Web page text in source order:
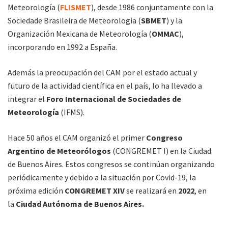
Meteorología (FLISMET), desde 1986 conjuntamente con la
Sociedade Brasileira de Meteorologia (SBMET) y la
Organización Mexicana de Meteorología (OMMAC),
incorporando en 1992 a España.
Además la preocupación del CAM por el estado actual y
futuro de la actividad científica en el país, lo ha llevado a
integrar el Foro Internacional de Sociedades de
Meteorología (IFMS).
Hace 50 años el CAM organizó el primer Congreso
Argentino de Meteorólogos (CONGREMET I) en la Ciudad
de Buenos Aires. Estos congresos se continúan organizando
periódicamente y debido a la situación por Covid-19, la
próxima edición CONGREMET XIVse realizará en 2022, en
la Ciudad Autónoma de Buenos Aires.